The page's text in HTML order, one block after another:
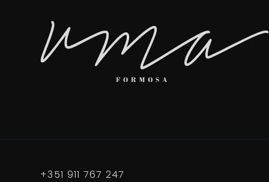
+351 911 767 247